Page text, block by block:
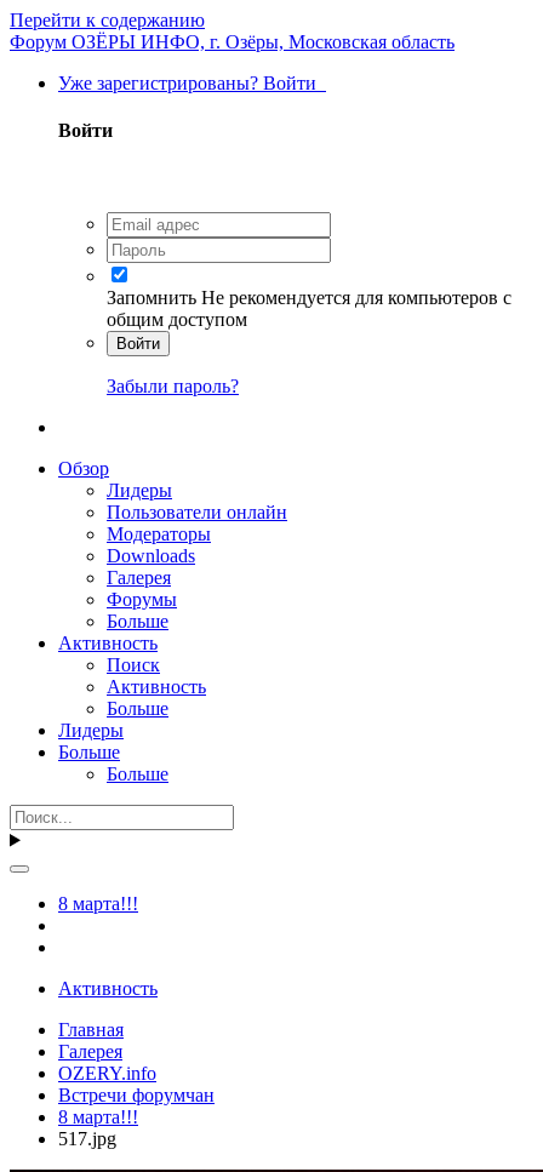
Перейти к содержанию
Форум ОЗЁРЫ ИНФО, г. Озёры, Московская область
Уже зарегистрированы? Войти
Войти
Запомнить Не рекомендуется для компьютеров с
общим доступом
Войти
Забыли пароль?
Обзор
Лидеры
Пользователи онлайн
Модераторы
Downloads
Галерея
Форумы
Больше
Активность
Поиск
Активность
Больше
Лидеры
Больше
Больше
8 марта!!!
Активность
Главная
Галерея
OZERY.info
Встречи форумчан
8 марта!!!
517.jpg